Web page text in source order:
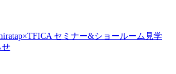
セミナー&ショールーム見学